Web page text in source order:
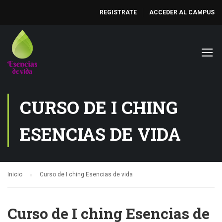
REGISTRATE ACCEDER AL CAMPUS
CURSO DE I CHING
ESENCIAS DE VIDA
Inicio Curso de I ching Esencias de vida
Curso de I ching Esencias de